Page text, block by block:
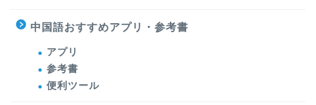
中国語おすすめアプリ・参考書
アプリ
参考書
便利ツール